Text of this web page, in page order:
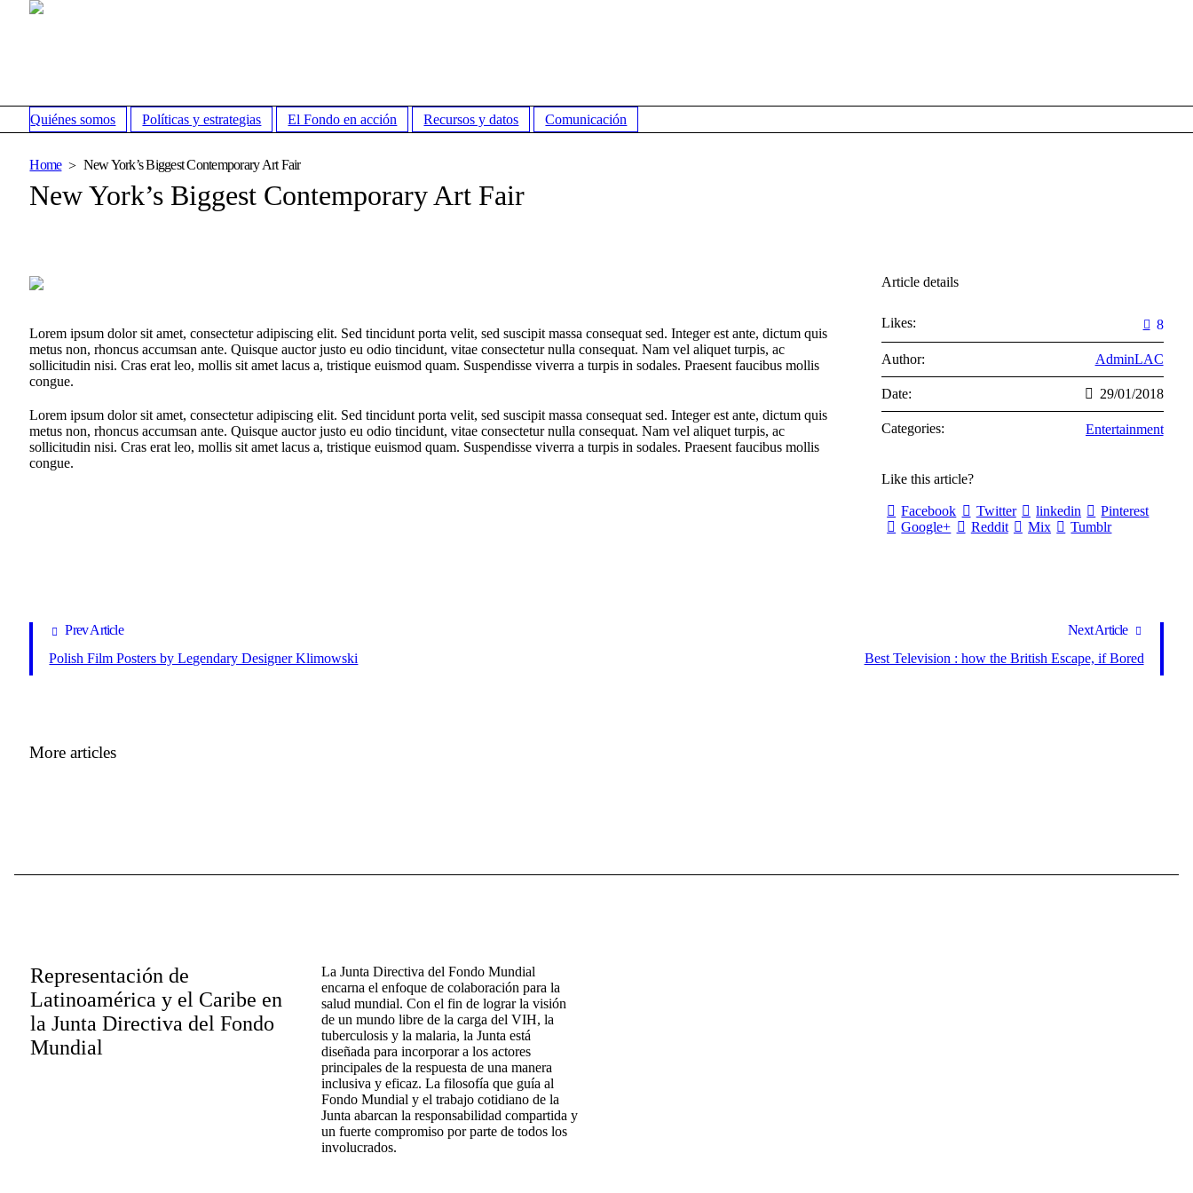
Quiénes somos Políticas y estrategias El Fondo en acción Recursos y datos Comunicación
Home New York’s Biggest Contemporary Art Fair
New York’s Biggest Contemporary Art Fair
Lorem ipsum dolor sit amet, consectetur adipiscing elit. Sed tincidunt porta velit, sed suscipit massa consequat sed. Integer est ante, dictum quis
metus non, rhoncus accumsan ante. Quisque auctor justo eu odio tincidunt, vitae consectetur nulla consequat. Nam vel aliquet turpis, ac
sollicitudin nisi. Cras erat leo, mollis sit amet lacus a, tristique euismod quam. Suspendisse viverra a turpis in sodales. Praesent faucibus mollis
congue.
Lorem ipsum dolor sit amet, consectetur adipiscing elit. Sed tincidunt porta velit, sed suscipit massa consequat sed. Integer est ante, dictum quis
metus non, rhoncus accumsan ante. Quisque auctor justo eu odio tincidunt, vitae consectetur nulla consequat. Nam vel aliquet turpis, ac
sollicitudin nisi. Cras erat leo, mollis sit amet lacus a, tristique euismod quam. Suspendisse viverra a turpis in sodales. Praesent faucibus mollis
congue.
Article details
Likes: 8
Author: AdminLAC
Date: 29/01/2018
Categories: Entertainment
Like this article?
Facebook Twitter linkedin
Pinterest
Google+
Reddit Mix Tumblr
Prev Article
Polish Film Posters by Legendary Designer Klimowski
Next Article
Best Television : how the British Escape, if Bored
More articles
Representación de
Latinoamérica y el Caribe en
la Junta Directiva del Fondo
Mundial
La Junta Directiva del Fondo Mundial
encarna el enfoque de colaboración para la
salud mundial. Con el fin de lograr la visión
de un mundo libre de la carga del VIH, la
tuberculosis y la malaria, la Junta está
diseñada para incorporar a los actores
principales de la respuesta de una manera
inclusiva y eficaz. La filosofía que guía al
Fondo Mundial y el trabajo cotidiano de la
Junta abarcan la responsabilidad compartida y
un fuerte compromiso por parte de todos los
involucrados.